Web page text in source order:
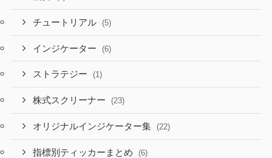
チュートリアル (5)
インジケーター (6)
ストラテジー (1)
株式スクリーナー (23)
オリジナルインジケーター集 (22)
指標別ティッカーまとめ (6)